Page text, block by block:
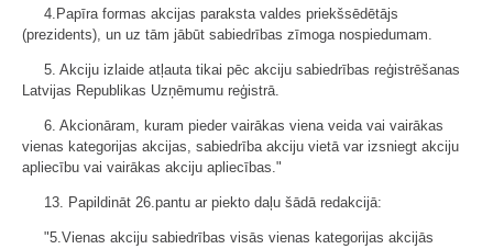
4.Papīra formas akcijas paraksta valdes priekšsēdētājs
(prezidents), un uz tām jābūt sabiedrības zīmoga nospiedumam.
5. Akciju izlaide atļauta tikai pēc akciju sabiedrības reģistrēšanas
Latvijas Republikas Uzņēmumu reģistrā.
6. Akcionāram, kuram pieder vairākas viena veida vai vairākas
vienas kategorijas akcijas, sabiedrība akciju vietā var izsniegt akciju
apliecību vai vairākas akciju apliecības."
13. Papildināt 26.pantu ar piekto daļu šādā redakcijā:
"5.Vienas akciju sabiedrības visās vienas kategorijas akcijās